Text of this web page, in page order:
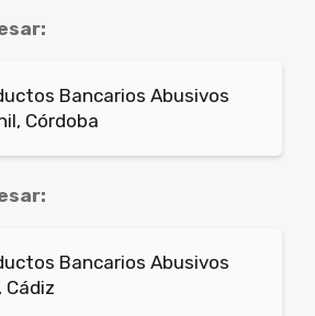
Bancarios Abusivos
Córdoba
Bancarios Abusivos
Cádiz